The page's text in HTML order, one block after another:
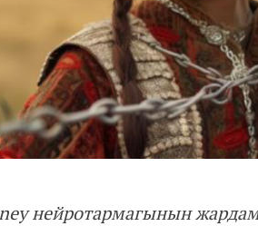
нейротармагынын